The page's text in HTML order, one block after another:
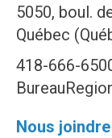
5050, boul.
Québec
418-666-
Nous joindre